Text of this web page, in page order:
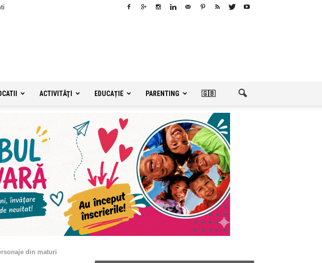
ACTIVITĂŢI EDUCAȚIE PARENTING 🇬🇧
din maturi